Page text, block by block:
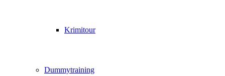
Krimitour
Dummytraining